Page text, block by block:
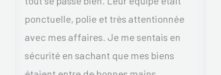
ponctuelle, polie et très attentionnée
avec mes affaires. Je me sentais en
sécurité en sachant que mes biens